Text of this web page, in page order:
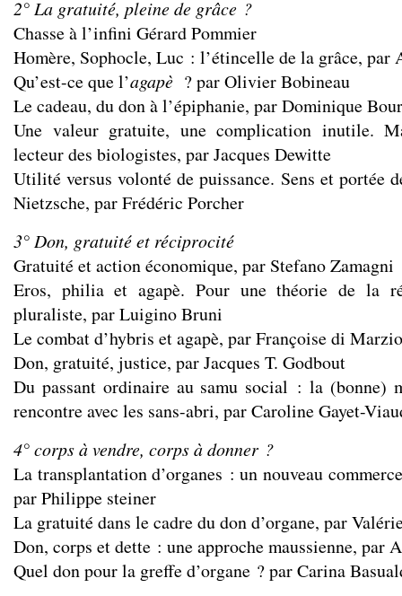
2° La gratuité, pleine de grâce ?
Chasse à l’infini Gérard Pommier
Homère, Sophocle, Luc : l’étincelle de la grâce, par
Qu’est-ce que l’agapè ? par Olivier Bobineau
Le cadeau, du don à l’épiphanie, par Dominique
Une valeur gratuite, une complication inutile.
lecteur des biologistes, par Jacques Dewitte
Utilité versus volonté de puissance. Sens et portée
Nietzsche, par Frédéric Porcher
3° Don, gratuité et réciprocité
Gratuité et action économique, par Stefano Zamagni
Eros, philia et agapè. Pour une théorie de la
pluraliste, par Luigino Bruni
Le combat d’hybris et agapè, par Françoise di Marzio
Don, gratuité, justice, par Jacques T. Godbout
Du passant ordinaire au samu social : la (bonne)
rencontre avec les sans-abri, par Caroline Gayet-
4° corps à vendre, corps à donner ?
La transplantation d’organes : un nouveau
par Philippe steiner
La gratuité dans le cadre du don d’organe, par
Don, corps et dette : une approche maussienne, par
Quel don pour la greffe d’organe ? par Carina